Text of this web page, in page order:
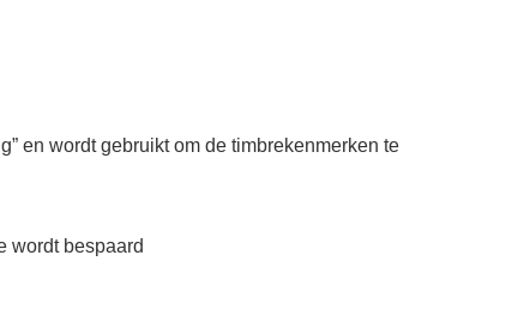
en wordt gebruikt om de timbrekenmerken te
wordt bespaard